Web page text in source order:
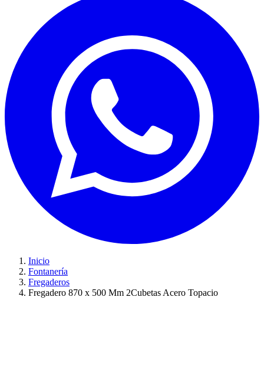
Inicio
Fontanería
Fregaderos
Fregadero 870 x 500 Mm 2Cubetas Acero Topacio